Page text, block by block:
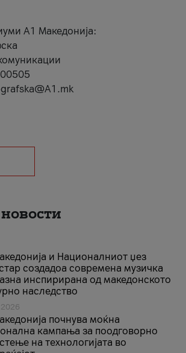
А1 Македонија:
и Националниот џез
создадоа современа музичка
инспирирана од македонското
наследство
почнува моќна
кампања за поодговорно
на технологијата во